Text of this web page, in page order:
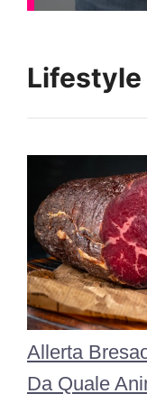
Lifestyle
Allerta
Da Quale